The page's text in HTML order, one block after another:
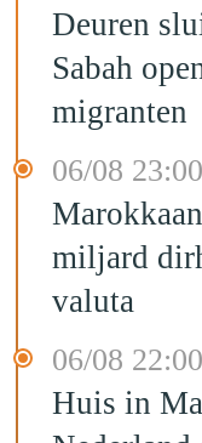
Deuren
Sabah
migranten
06/08 23:00
miljard
valuta
06/08 22:00
Huis in